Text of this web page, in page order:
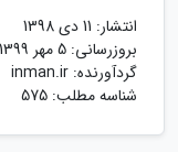
انتشار: 11 دی 1398
بروزرسانی: 5 مهر 1399
گردآورنده: inman.ir
شناسه مطلب: 575